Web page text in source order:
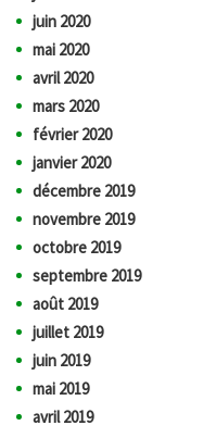
juin 2020
mai 2020
avril 2020
mars 2020
février 2020
janvier 2020
décembre 2019
novembre 2019
octobre 2019
septembre 2019
août 2019
juillet 2019
juin 2019
mai 2019
avril 2019